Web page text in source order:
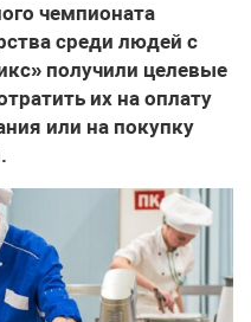
чемпионата
среди людей с
получили целевые
их на оплату
или на покупку